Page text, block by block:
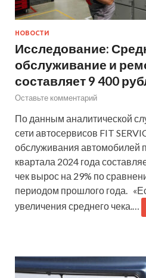
НОВОСТИ
Исследование:
обслуживание и
составляет 9 400
Оставьте комментарий
По данным аналитической
сети автосервисов FIT
обслуживания автомобилей
квартала 2024 года
чек вырос на 29% по
периодом прошлого года.
увеличения среднего чека.…